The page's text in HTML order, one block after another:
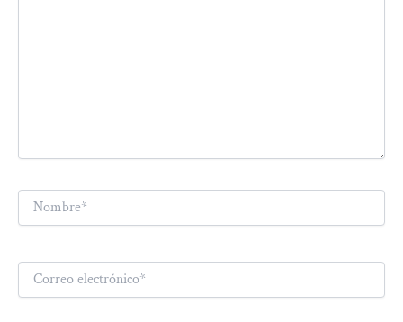
Nombre*
Correo
electrónico*